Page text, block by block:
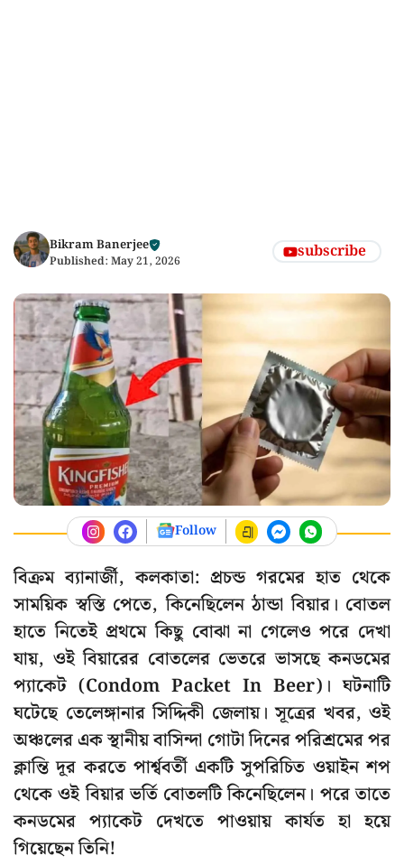
Bikram Banerjee
Published: May 21, 2026 subscribe
Follow
বিক্রম ব্যানার্জী, কলকাতা: প্রচন্ড গরমের হাত থেকে
সাময়িক স্বস্তি পেতে, কিনেছিলেন ঠান্ডা বিয়ার। বোতল
হাতে নিতেই প্রথমে কিছু বোঝা না গেলেও পরে দেখা
যায়, ওই বিয়ারের বোতলের ভেতরে ভাসছে কনডমের
প্যাকেট (Condom Packet In Beer)। ঘটনাটি
ঘটেছে তেলেঙ্গানার সিদ্দিকী জেলায়। সূত্রের খবর, ওই
অঞ্চলের এক স্থানীয় বাসিন্দা গোটা দিনের পরিশ্রমের পর
ক্লান্তি দূর করতে পার্শ্ববর্তী একটি সুপরিচিত ওয়াইন শপ
থেকে ওই বিয়ার ভর্তি বোতলটি কিনেছিলেন। পরে তাতে
কনডমের প্যাকেট দেখতে পাওয়ায় কার্যত হা হয়ে
গিয়েছেন তিনি!